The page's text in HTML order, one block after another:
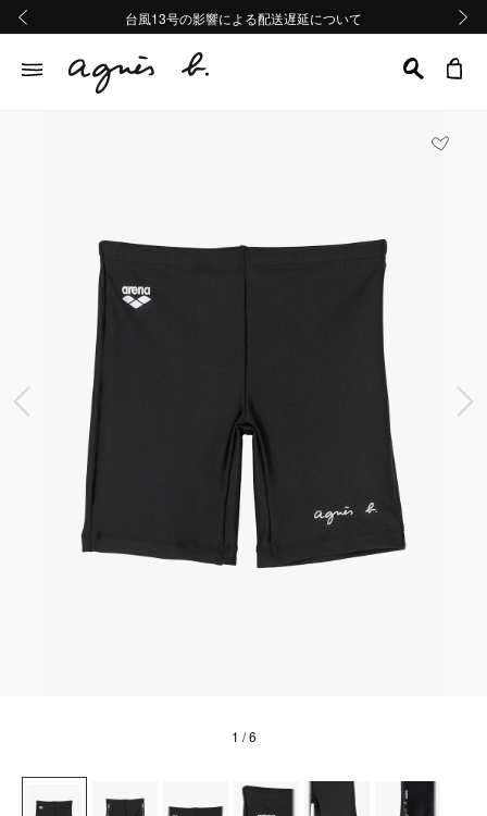
熊本地域地震の影響による配送遅延について
Summer Sale 2buy10%OFF!!
台風13号の影響による配送遅延について
熊本地域地震の影響による配送遅延について
Summer Sale 2buy10%OFF!!
前の画像
1 / 6